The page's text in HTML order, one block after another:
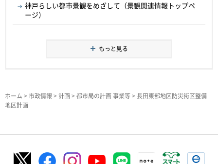
神戸らしい都市景観をめざして（景観関連情報トップペ
ージ）
もっと見る
ホーム > 市政情報 > 計画> 都市局の計画 事業等> 長田東部地区防災街区整備
地区計画